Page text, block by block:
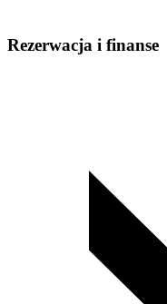
Rezerwacja i finanse